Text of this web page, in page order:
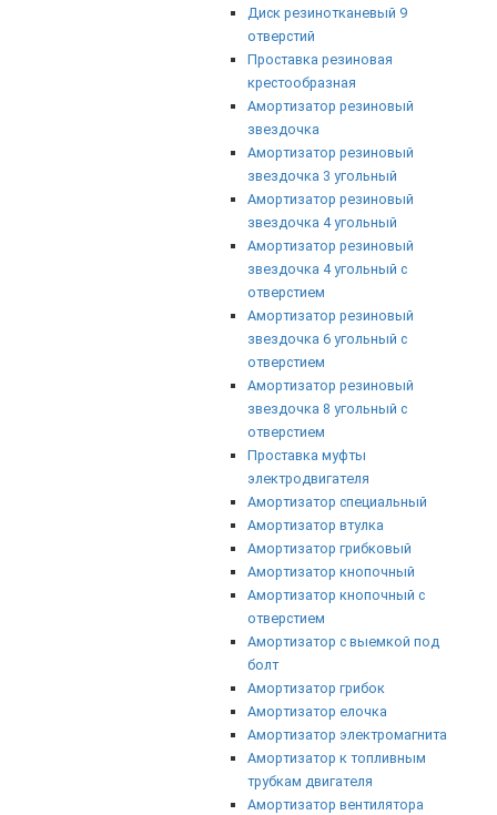
Диск резинотканевый 9
отверстий
Проставка резиновая
крестообразная
Амортизатор резиновый
звездочка
Амортизатор резиновый
звездочка 3 угольный
Амортизатор резиновый
звездочка 4 угольный
Амортизатор резиновый
звездочка 4 угольный с
отверстием
Амортизатор резиновый
звездочка 6 угольный с
отверстием
Амортизатор резиновый
звездочка 8 угольный с
отверстием
Проставка муфты
электродвигателя
Амортизатор специальный
Амортизатор втулка
Амортизатор грибковый
Амортизатор кнопочный
Амортизатор кнопочный с
отверстием
Амортизатор с выемкой под
болт
Амортизатор грибок
Амортизатор елочка
Амортизатор электромагнита
Амортизатор к топливным
трубкам двигателя
Амортизатор вентилятора